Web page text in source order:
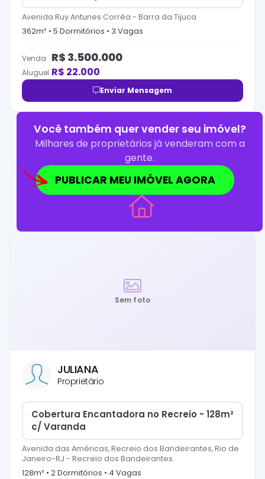
Avenida Ruy Antunes Corréa - Barra da Tijuca
362m² • 5 Dormitórios • 3 Vagas
Venda R$ 3.500.000
Aluguel R$ 22.000
Enviar Mensagem
Você também quer vender seu imóvel?
Milhares de proprietários já venderam com a
gente.
PUBLICAR MEU IMÓVEL AGORA
Sem foto
JULIANA
Proprietário
Cobertura Encantadora no Recreio - 128m²
c/ Varanda
Avenida das Américas, Recreio dos Bandeirantes, Rio de
Janeiro-RJ - Recreio dos Bandeirantes
128m² • 2Dormitórios • 4 Vagas